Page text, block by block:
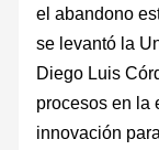
el abandono
se levantó la
Diego Luis
procesos en la
innovación